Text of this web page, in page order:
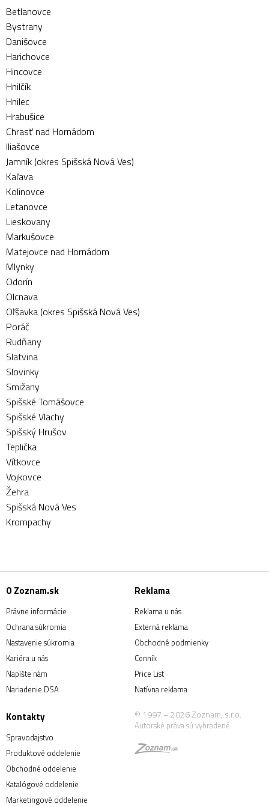
Betlanovce
Bystrany
Danišovce
Harichovce
Hincovce
Hnilčík
Hnilec
Hrabušice
Chrasť nad Hornádom
Iliašovce
Jamník (okres Spišská Nová Ves)
Kaľava
Kolinovce
Letanovce
Lieskovany
Markušovce
Matejovce nad Hornádom
Mlynky
Odorín
Olcnava
Oľšavka (okres Spišská Nová Ves)
Poráč
Rudňany
Slatvina
Slovinky
Smižany
Spišské Tomášovce
Spišské Vlachy
Spišský Hrušov
Teplička
Vítkovce
Vojkovce
Žehra
Spišská Nová Ves
Krompachy
O Zoznam.sk
Právne informácie
Ochrana súkromia
Nastavenie súkromia
Kariéra u nás
Napíšte nám
Nariadenie DSA
Reklama
Reklama u nás
Externá reklama
Obchodné podmienky
Cenník
Price List
Natívna reklama
Kontakty
Spravodajstvo
Produktové oddelenie
Obchodné oddelenie
Katalógové oddelenie
Marketingové oddelenie
© 1997 – 2026 Zoznam, s.r.o.
Autorské práva sú vyhradené.